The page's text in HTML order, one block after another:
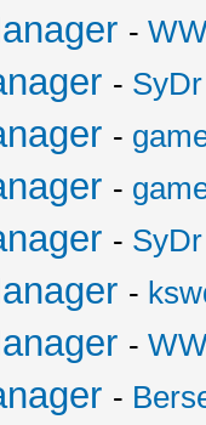
-
- SyDr
-
-
- SyDr
-
-
-